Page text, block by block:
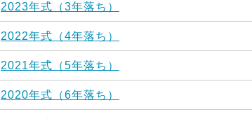
2023年式（3年落ち）
2022年式（4年落ち）
2021年式（5年落ち）
2020年式（6年落ち）